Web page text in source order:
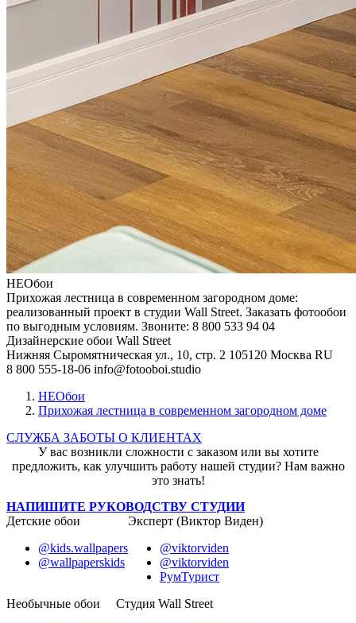
НЕОбои
Прихожая лестница в современном загородном доме:
реализованный проект в студии Wall Street. Заказать фотообои
по выгодным условиям. Звоните: 8 800 533 94 04
Дизайнерские обои Wall Street
Нижняя Сыромятническая ул., 10, стр. 2 105120 Москва RU
8 800 555-18-06 info@fotooboi.studio
НЕОбои
Прихожая лестница в современном загородном доме
СЛУЖБА ЗАБОТЫ О КЛИЕНТАХ
У вас возникли сложности с заказом или вы хотите
предложить, как улучшить работу нашей студии? Нам важно
это знать!
НАПИШИТЕ РУКОВОДСТВУ СТУДИИ
Детские обои
@kids.wallpapers
@wallpaperskids
Эксперт (Виктор Виден)
@viktorviden
@viktorviden
РумТурист
Необычные обои
Студия Wall Street